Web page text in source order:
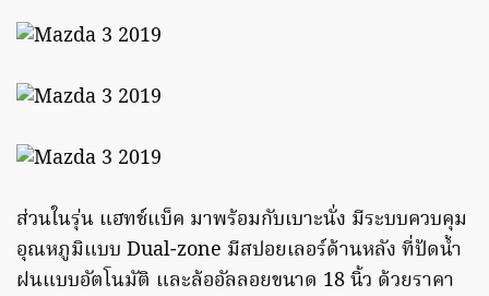
ส่วนในรุ่น แฮทช์แบ็ค มาพร้อมกับเบาะนั่ง มีระบบควบคุม
อุณหภูมิแบบ Dual-zone มีสปอยเลอร์ด้านหลัง ที่ปัดน้ำ
ฝนแบบอัตโนมัติ และล้ออัลลอยขนาด 18 นิ้ว ด้วยราคา